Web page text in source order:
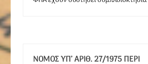
ΝΟΜΟΣ ΥΠ’ ΑΡΙΘ. 27/1975 ΠΕΡΊ